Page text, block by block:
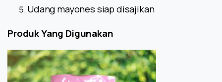
Udang mayones siap disajikan
Produk Yang Digunakan